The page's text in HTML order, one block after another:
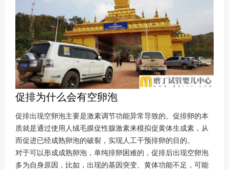
促排为什么会有空卵泡
促排出现空卵泡主要是激素调节功能异常导致的。促排卵的本
质就是通过使用人绒毛膜促性腺激素来模拟促黄体生成素，从
而促进已经成熟卵泡的破裂，实现人工干预排卵的目的。
对于可以形成成熟卵泡，单纯排卵困难的，促排后出现空卵泡
多为自身原因，比如，出现的基因突变、黄体功能不足，可能